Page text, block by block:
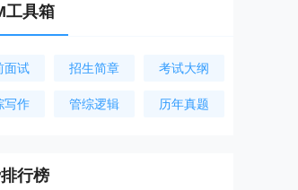
工具箱
面试 招生简章 考试大纲
写作 管综逻辑 历年真题
行榜